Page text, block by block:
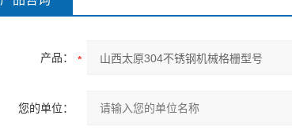
产品：
您的单位：